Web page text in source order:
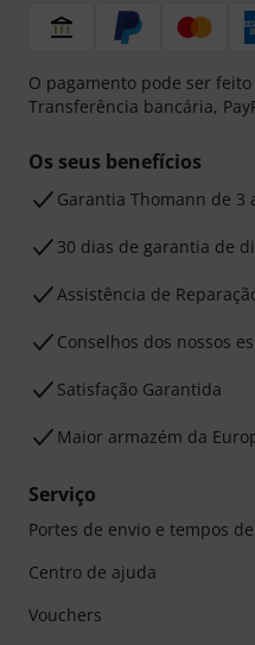
O pagamento pode ser
Transferência bancária,
Os seus benefícios
Garantia Thomann de 3
30 dias de garantia de
Assistência de
Conselhos dos nossos
Satisfação Garantida
Maior armazém da
Serviço
Portes de envio e tempos
Centro de ajuda
Vouchers